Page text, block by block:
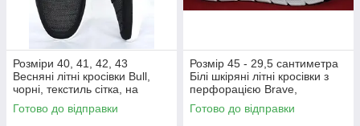
Розміри 40, 41, 42, 43
Весняні літні кросівки Bull,
чорні, текстиль сітка, на
підошві з піни, легкі та зручні
Готово до відправки
Розмір 45 - 29,5 сантиметра
Білі шкіряні літні кросівки з
перфорацією Brave,
повнорозмірні, на підошві з
піни, легкі та зручні
Готово до відправки